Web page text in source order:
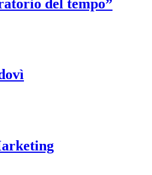
del tempo”